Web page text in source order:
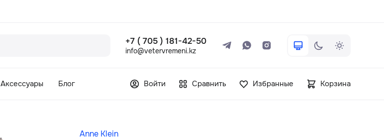
+7 ( 705 ) 181-42-50
info@vetervremeni.kz
Аксессуары Блог Войти Сравнить Избранные Корзина
Anne Klein
+7 ( 705 ) 181-42-50